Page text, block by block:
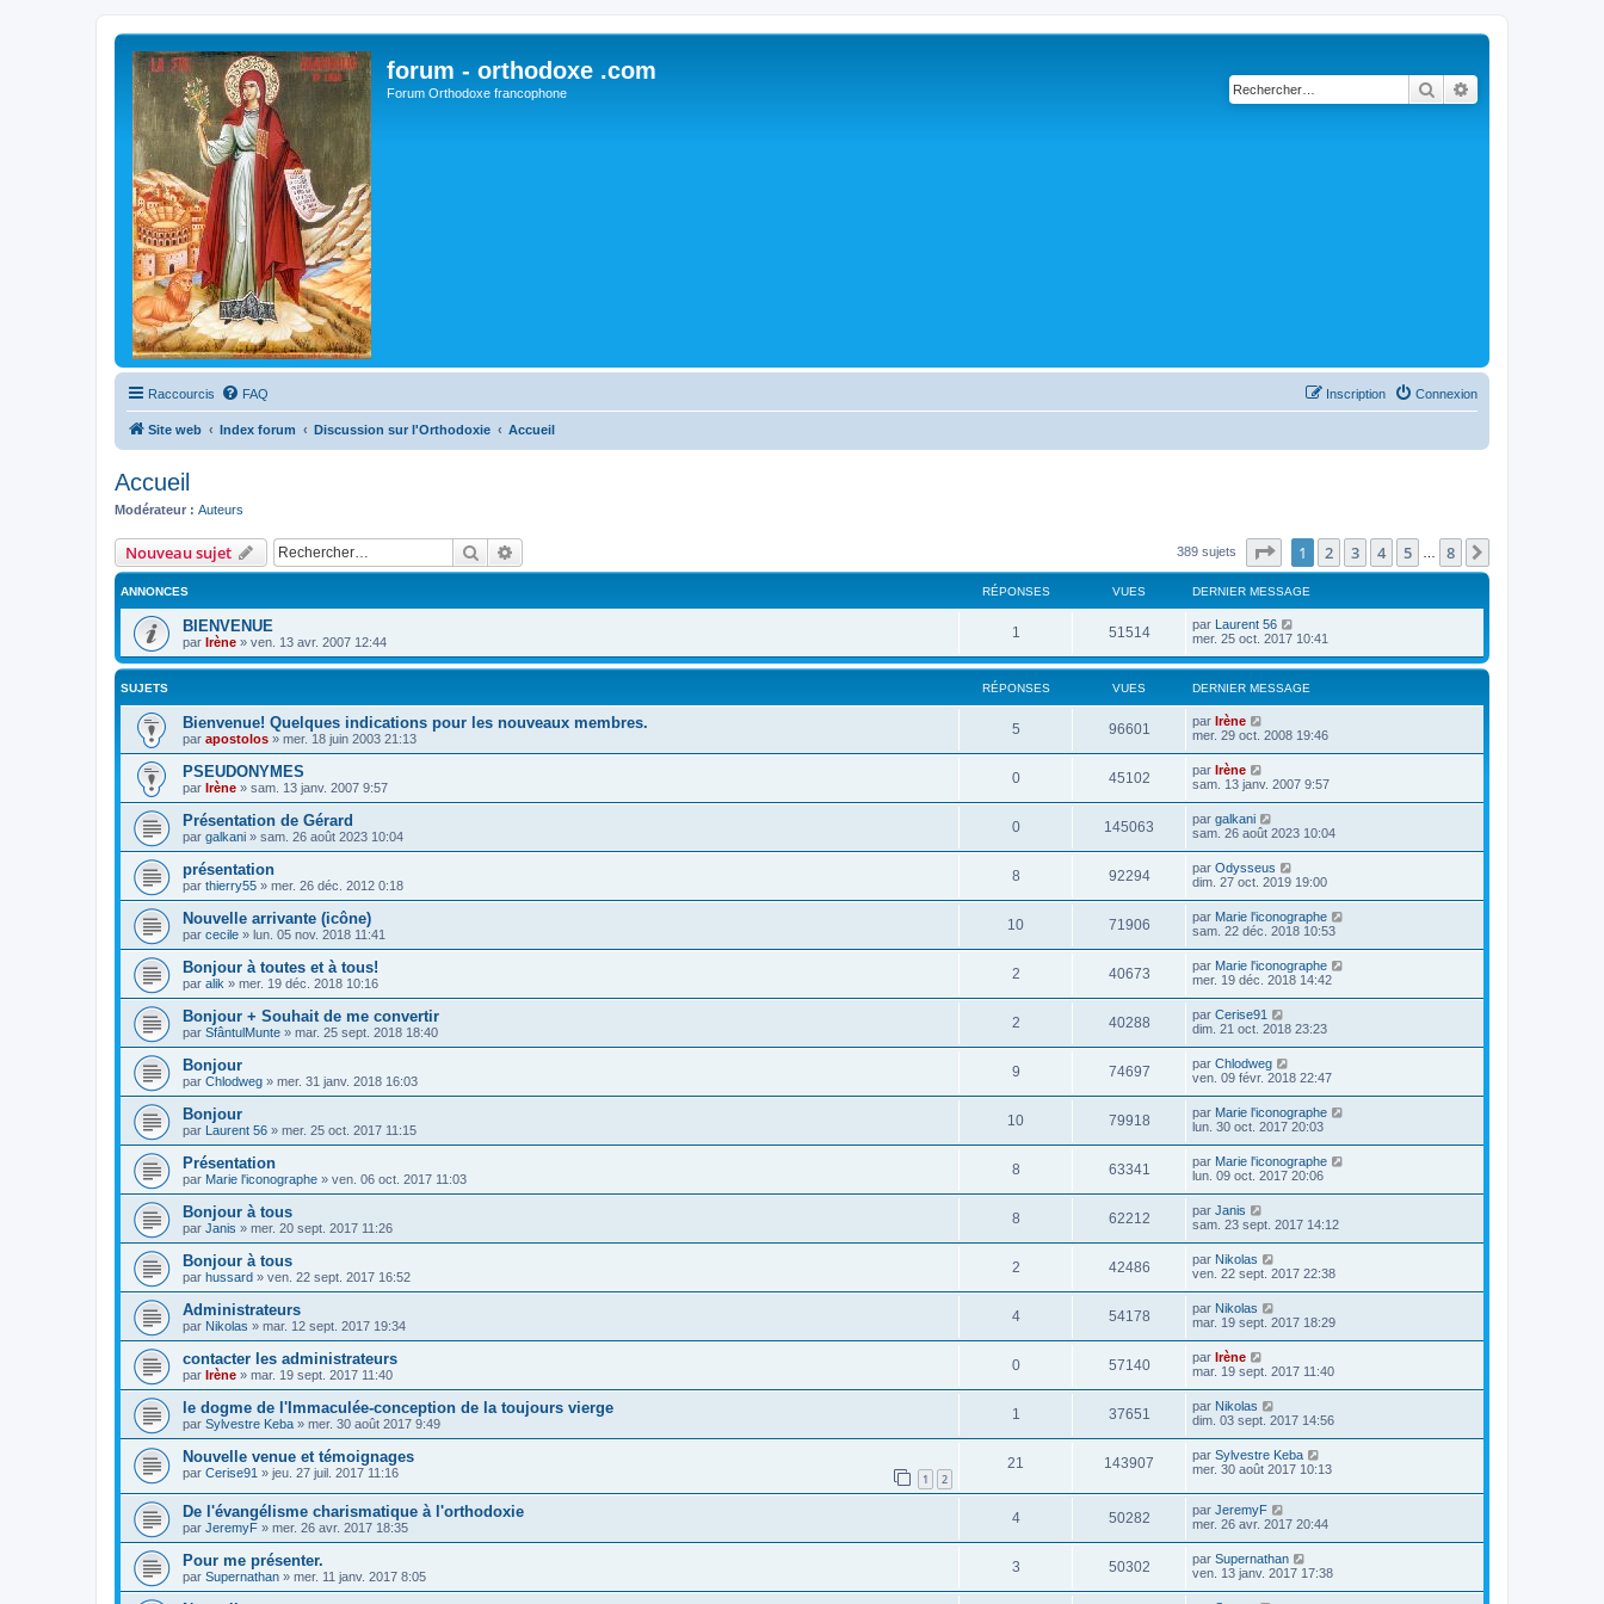
forum - orthodoxe .com
Forum Orthodoxe francophone Rechercher
Raccourcis FAQ Connexion
Inscription
Site web Index forum Discussion sur l'Orthodoxie Accueil
Accueil
Modérateur : Auteurs
Nouveau sujet Rechercher 389 sujets Page sur8
1 2 3 4 5 8
ANNONCES RÉPONSES VUES DERNIER MESSAGE
BIENVENUE
par Irène » ven. 13 avr. 2007 12:44
1 51514 par Laurent 56
mer. 25 oct. 2017 10:41
SUJETS RÉPONSES VUES DERNIER MESSAGE
Bienvenue! Quelques indications pour les nouveaux membres.
par apostolos » mer. 18 juin 2003 21:13
5 96601 par Irène
mer. 29 oct. 2008 19:46
PSEUDONYMES
par Irène » sam. 13 janv. 2007 9:57
0 45102 par Irène
sam. 13 janv. 2007 9:57
Présentation de Gérard
par galkani » sam. 26 août 2023 10:04
0 145063 par galkani
sam. 26 août 2023 10:04
présentation
par thierry55 » mer. 26 déc. 2012 0:18
8 92294 par Odysseus
dim. 27 oct. 2019 19:00
Nouvelle arrivante (icône)
par cecile » lun. 05 nov. 2018 11:41
10 71906 par Marie l'iconographe
sam. 22 déc. 2018 10:53
Bonjour à toutes et à tous!
par alik » mer. 19 déc. 2018 10:16
2 40673 par Marie l'iconographe
mer. 19 déc. 2018 14:42
Bonjour + Souhait de me convertir
par SfântulMunte » mar. 25 sept. 2018 18:40
2 40288 par Cerise91
dim. 21 oct. 2018 23:23
Bonjour
par Chlodweg » mer. 31 janv. 2018 16:03
9 74697 par Chlodweg
ven. 09 févr. 2018 22:47
Bonjour
par Laurent 56 » mer. 25 oct. 2017 11:15
10 79918 par Marie l'iconographe
lun. 30 oct. 2017 20:03
Présentation
par Marie l'iconographe » ven. 06 oct. 2017 11:03
8 63341 par Marie l'iconographe
lun. 09 oct. 2017 20:06
Bonjour à tous
par Janis » mer. 20 sept. 2017 11:26
8 62212 par Janis
sam. 23 sept. 2017 14:12
Bonjour à tous
par hussard » ven. 22 sept. 2017 16:52
2 42486 par Nikolas
ven. 22 sept. 2017 22:38
Administrateurs
par Nikolas » mar. 12 sept. 2017 19:34
4 54178 par Nikolas
mar. 19 sept. 2017 18:29
contacter les administrateurs
par Irène » mar. 19 sept. 2017 11:40
0 57140 par Irène
mar. 19 sept. 2017 11:40
le dogme de l'Immaculée-conception de la toujours vierge
par Sylvestre Keba » mer. 30 août 2017 9:49
1 37651 par Nikolas
dim. 03 sept. 2017 14:56
Nouvelle venue et témoignages
par Cerise91 » jeu. 27 juil. 2017 11:16 1 2
21 143907 par Sylvestre Keba
mer. 30 août 2017 10:13
De l'évangélisme charismatique à l'orthodoxie
par JeremyF » mer. 26 avr. 2017 18:35
4 50282 par JeremyF
mer. 26 avr. 2017 20:44
Pour me présenter.
par Supernathan » mer. 11 janv. 2017 8:05
3 50302 par Supernathan
ven. 13 janv. 2017 17:38